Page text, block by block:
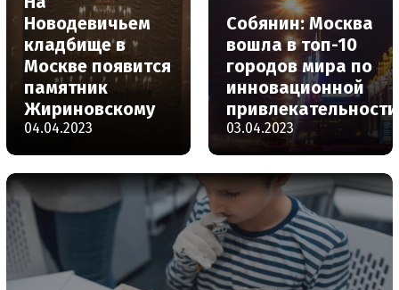
Новодевичьем
кладбище в
Москве появится
памятник
Жириновскому
04.04.2023
Собянин: Москва
вошла в топ-10
городов мира по
инновационной
привлекательности
03.04.2023